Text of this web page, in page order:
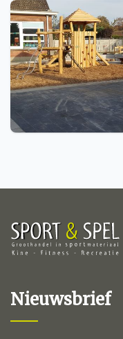
Nieuwsbrief